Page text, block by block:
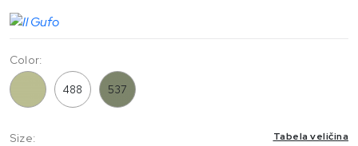
Size: Tabela veličina
Color:
488 537